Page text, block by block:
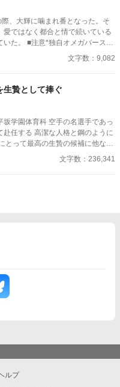
、大輝に噛まれ番となった。そ
ではなく都合と情で続いている
た。 ■注意*独自オメガバース設
じ世界設定です。関係は一切な
文字数：9,082
生贄として捧ぐ
空手の名選手であっ
と鋼のように
”、“土”の信奉者達が暗躍する 意
文字数：236,341
ルプ